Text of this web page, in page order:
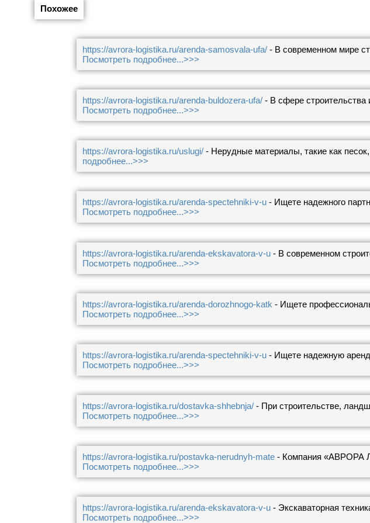
Похожее
https://avrora-logistika.ru/arenda-samosvala-ufa/ - В современном мире
Посмотреть подробнее...>>>
https://avrora-logistika.ru/arenda-buldozera-ufa/ - В сфере строительства
Посмотреть подробнее...>>>
https://avrora-logistika.ru/uslugi/ - Нерудные материалы, такие как
подробнее...>>>
https://avrora-logistika.ru/arenda-spectehniki-v-u - Ищете надежного
Посмотреть подробнее...>>>
https://avrora-logistika.ru/arenda-ekskavatora-v-u - В современном
Посмотреть подробнее...>>>
https://avrora-logistika.ru/arenda-dorozhnogo-katk - Ищете
Посмотреть подробнее...>>>
https://avrora-logistika.ru/arenda-spectehniki-v-u - Ищете надежную
Посмотреть подробнее...>>>
https://avrora-logistika.ru/dostavka-shhebnja/ - При строительстве,
Посмотреть подробнее...>>>
https://avrora-logistika.ru/postavka-nerudnyh-mate - Компания «АВРОРА
Посмотреть подробнее...>>>
https://avrora-logistika.ru/arenda-ekskavatora-v-u - Экскаваторная
Посмотреть подробнее...>>>